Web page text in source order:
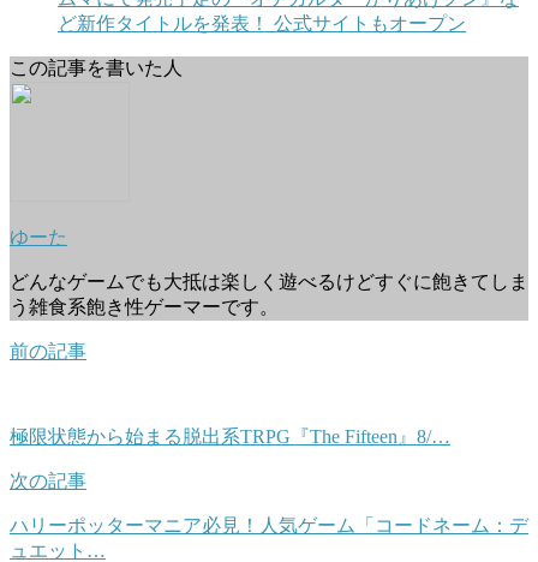
ど新作タイトルを発表！ 公式サイトもオープン
この記事を書いた人
ゆーた
どんなゲームでも大抵は楽しく遊べるけどすぐに飽きてしま
う雑食系飽き性ゲーマーです。
前の記事
極限状態から始まる脱出系TRPG『The Fifteen』8/…
次の記事
ハリーポッターマニア必見！人気ゲーム「コードネーム：デ
ュエット…